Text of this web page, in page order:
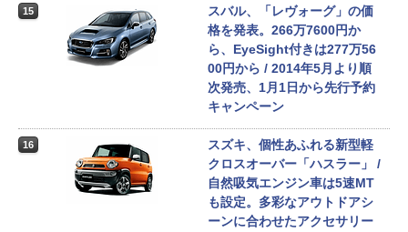
15
スバル、「レヴォーグ」の価
格を発表。266万7600円か
ら、EyeSight付きは277万56
00円から / 2014年5月より順
次発売、1月1日から先行予約
キャンペーン
16
スズキ、個性あふれる新型軽
クロスオーバー「ハスラー」 /
自然吸気エンジン車は5速MT
も設定。多彩なアウトドアシ
ーンに合わせたアクセサリー